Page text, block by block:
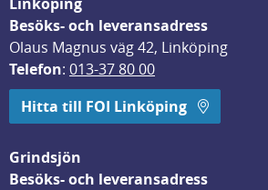
Besöks- och leveransadress
Olaus Magnus väg 42, Linköping
Telefon: 013-37 80 00
Hitta till FOI Linköping
Grindsjön
Besöks- och leveransadress